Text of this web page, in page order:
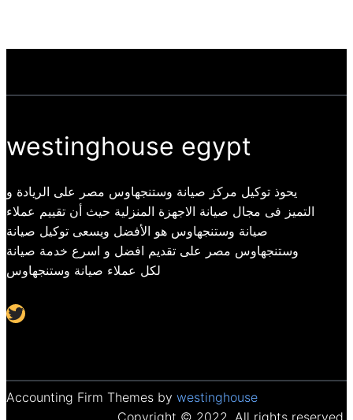
westinghouse egypt
يحوذ توكيل مركز صيانة وستنجهاوس مصر على الريادة و
التميز فى مجال صيانة الاجهزة المنزلية حيث أن تقييم عملاء
صيانة وستنجهاوس هو الأفضل ويسعى توكيل صيانة
وستنجهاوس مصر على تقديم افضل و اسرع خدمة صيانة
لكل عملاء صيانة وستنجهاوس
Twitter
Accounting Firm Themes by westinghouse
Copyright © 2022. All rights reserved.